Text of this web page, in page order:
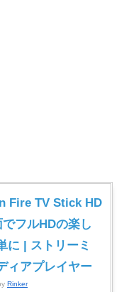
Fire TV Stick HD
でフルHDの楽し
に | ストリーミ
ィアプレイヤー
Rinker